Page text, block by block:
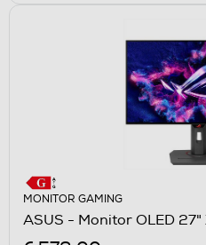
MONITOR GAMING
ASUS - Monitor OLED 27"